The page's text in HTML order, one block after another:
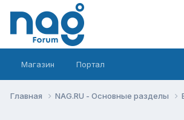
Магазин Портал
Главная NAG.RU - Основные разделы